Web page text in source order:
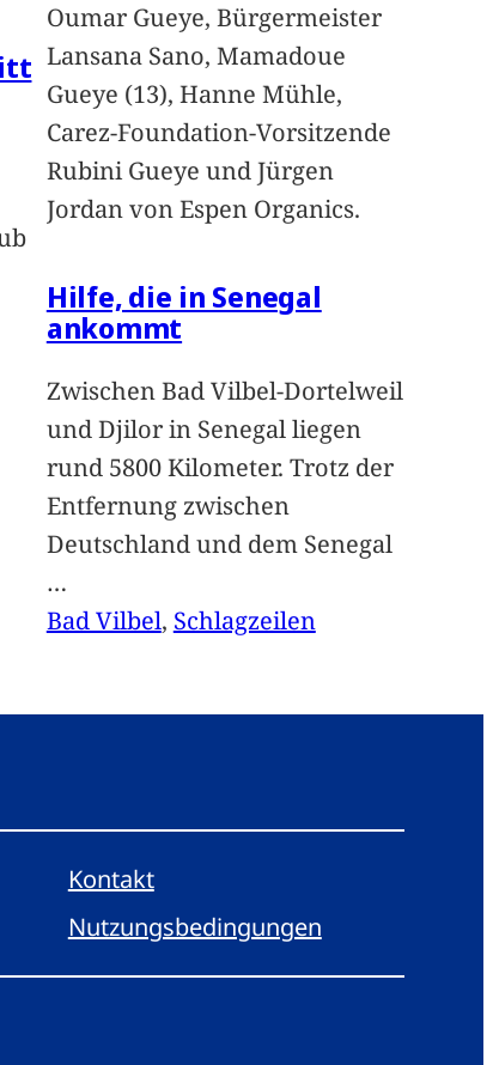
Oumar Gueye, Bürgermeister
Lansana Sano, Mamadoue
Gueye (13), Hanne Mühle,
Carez-Foundation-Vorsitzende
Rubini Gueye und Jürgen
Jordan von Espen Organics.
Hilfe, die in Senegal
ankommt
Zwischen Bad Vilbel-Dortelweil
und Djilor in Senegal liegen
rund 5800 Kilometer. Trotz der
Entfernung zwischen
Deutschland und dem Senegal
…
Bad Vilbel, Schlagzeilen
Kontakt
Nutzungsbedingungen